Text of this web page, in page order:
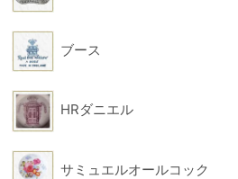
ブース
HRダニエル
サミュエルオールコック